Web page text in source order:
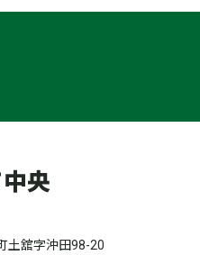
土舘字沖田98-20